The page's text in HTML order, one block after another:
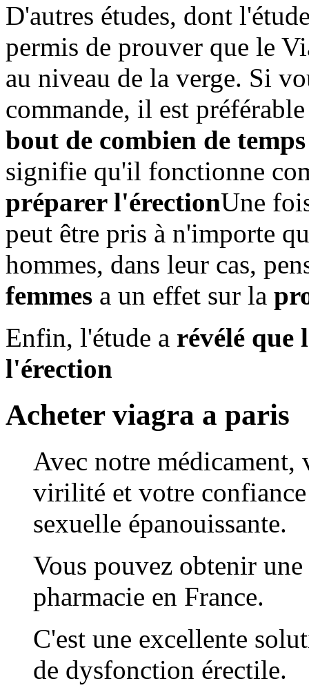
D'autres études, dont
permis de prouver que le
au niveau de la verge. Si
commande, il est
bout de combien de
signifie qu'il fonctionne
préparer l'érectionUne
peut être pris à n'importe
hommes, dans leur cas,
femmes a un effet sur la
Enfin, l'étude a révélé que
l'érection
Acheter viagra a paris
Avec notre
virilité et votre
sexuelle épanouissante.
Vous pouvez obtenir
pharmacie en France.
C'est une excellente
de dysfonction érectile.